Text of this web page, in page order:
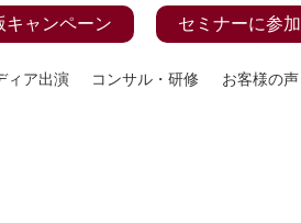
キャンペーン セミナーに参加
ィア出演 コンサル・研修 お客様の声